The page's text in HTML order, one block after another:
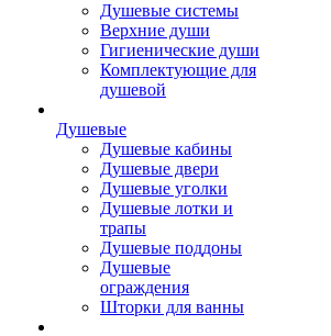
Душевые системы
Верхние души
Гигиенические души
Комплектующие для
душевой
Душевые
Душевые кабины
Душевые двери
Душевые уголки
Душевые лотки и
трапы
Душевые поддоны
Душевые
ограждения
Шторки для ванны